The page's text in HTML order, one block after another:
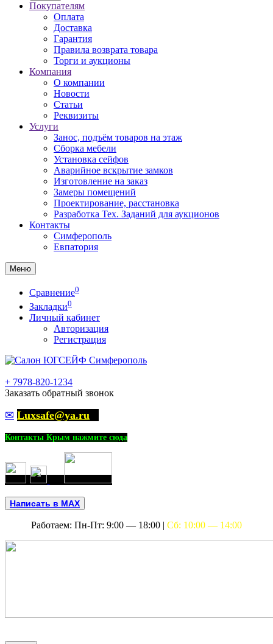
Покупателям
Оплата
Доставка
Гарантия
Правила возврата товара
Торги и аукционы
Компания
О компании
Новости
Статьи
Реквизиты
Услуги
Занос, подъём товаров на этаж
Сборка мебели
Установка сейфов
Аварийное вскрытие замков
Изготовление на заказ
Замеры помещений
Проектирование, расстановка
Разработка Тех. Заданий для аукционов
Контакты
Симферополь
Евпатория
Меню
Сравнение0
Закладки0
Личный кабинет
Авторизация
Регистрация
+ 7978-820-1234
Заказать обратный звонок
✉ Luxsafe@ya.ru
Контакты Крым нажмите сюда
Написать в MAX
Работаем: Пн-Пт: 9:00 — 18:00 | Сб: 10:00 — 14:00